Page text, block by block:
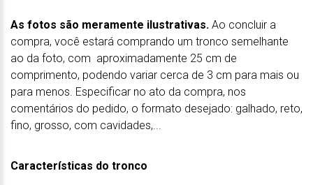
As fotos são meramente ilustrativas. Ao concluir a
compra, você estará comprando um tronco semelhante
ao da foto, com aproximadamente 25 cm de
comprimento, podendo variar cerca de 3 cm para mais ou
para menos. Especificar no ato da compra, nos
comentários do pedido, o formato desejado: galhado, reto,
fino, grosso, com cavidades,...
Características do tronco